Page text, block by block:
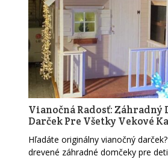
Vianočná Radosť: Záhradný
Darček Pre Všetky Vekové
Hľadáte originálny vianočný
drevené záhradné domčeky pre